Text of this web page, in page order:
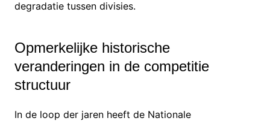
degradatie tussen divisies.
Opmerkelijke historische
veranderingen in de competitie
structuur
In de loop der jaren heeft de Nationale